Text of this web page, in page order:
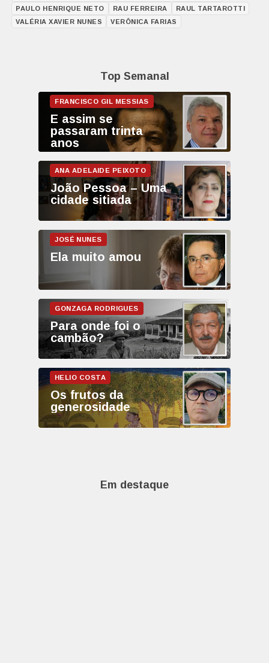
PAULO HENRIQUE NETO
RAU FERREIRA
RAUL TARTAROTTI
VALÉRIA XAVIER NUNES
VERÔNICA FARIAS
Top Semanal
E assim se
passaram trinta
anos
João Pessoa – Uma
cidade sitiada
Ela muito amou
Para onde foi o
cambão?
Os frutos da
generosidade
Em destaque